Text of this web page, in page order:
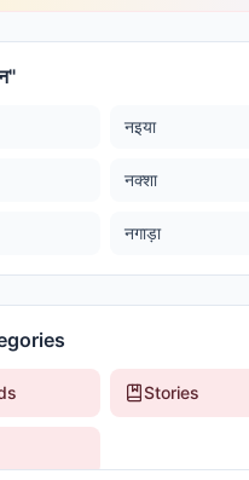
"
नइया
नक्शा
नगाड़ा
Stories